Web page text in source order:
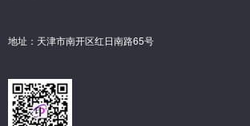
地址：天津市南开区红日南路65号